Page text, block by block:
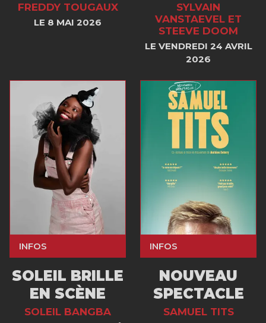
FREDDY TOUGAUX
LE 8 MAI 2026
SYLVAIN
VANSTAEVEL ET
STEEVE DOOM
LE VENDREDI 24 AVRIL
2026
INFOS
SOLEIL BRILLE
EN SCÈNE
SOLEIL BANGBA
INFOS
NOUVEAU
SPECTACLE
SAMUEL TITS